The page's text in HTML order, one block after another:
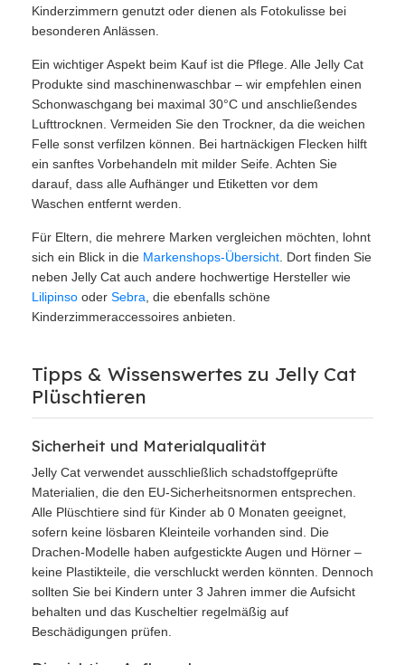
Kinderzimmern genutzt oder dienen als Fotokulisse bei
besonderen Anlässen.
Ein wichtiger Aspekt beim Kauf ist die Pflege. Alle Jelly Cat
Produkte sind maschinenwaschbar – wir empfehlen einen
Schonwaschgang bei maximal 30°C und anschließendes
Lufttrocknen. Vermeiden Sie den Trockner, da die weichen
Felle sonst verfilzen können. Bei hartnäckigen Flecken hilft
ein sanftes Vorbehandeln mit milder Seife. Achten Sie
darauf, dass alle Aufhänger und Etiketten vor dem
Waschen entfernt werden.
Für Eltern, die mehrere Marken vergleichen möchten, lohnt
sich ein Blick in die Markenshops-Übersicht . Dort finden Sie
neben Jelly Cat auch andere hochwertige Hersteller wie
Lilipinso oder Sebra , die ebenfalls schöne
Kinderzimmeraccessoires anbieten.
Tipps & Wissenswertes zu Jelly Cat
Plüschtieren
Sicherheit und Materialqualität
Jelly Cat verwendet ausschließlich schadstoffgeprüfte
Materialien, die den EU-Sicherheitsnormen entsprechen.
Alle Plüschtiere sind für Kinder ab 0 Monaten geeignet,
sofern keine lösbaren Kleinteile vorhanden sind. Die
Drachen-Modelle haben aufgestickte Augen und Hörner –
keine Plastikteile, die verschluckt werden könnten. Dennoch
sollten Sie bei Kindern unter 3 Jahren immer die Aufsicht
behalten und das Kuscheltier regelmäßig auf
Beschädigungen prüfen.